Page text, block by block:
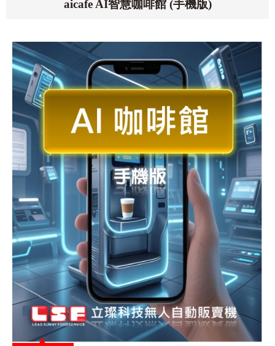
aicafe AI智慧咖啡館 (手機版)